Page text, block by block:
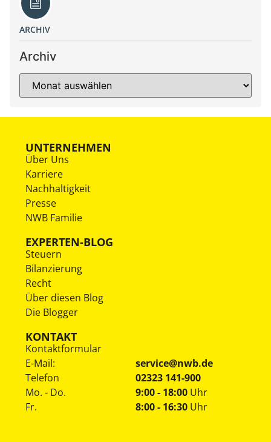
ARCHIV
Archiv
UNTERNEHMEN
Über Uns
Karriere
Nachhaltigkeit
Presse
NWB Familie
EXPERTEN-BLOG
Steuern
Bilanzierung
Recht
Über diesen Blog
Die Blogger
KONTAKT
Kontaktformular
E-Mail:
service@nwb.de
Telefon
02323 141-900
Mo. - Do.
Fr.
9:00 - 18:00 Uhr
8:00 - 16:30 Uhr